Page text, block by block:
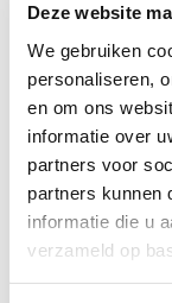
Deze website
We gebruiken
personaliseren,
en om ons
informatie over
partners voor
partners kunnen
informatie die u
verzameld op
Met jouw
die
Hoe vaak
Kies een
6 10